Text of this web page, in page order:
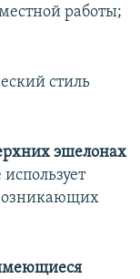
работы;
стиль
эшелонах